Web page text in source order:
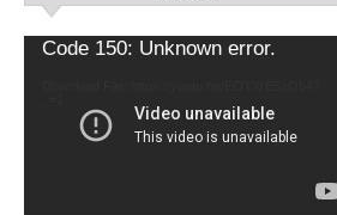
дVideo
Code 150: Unknown error.